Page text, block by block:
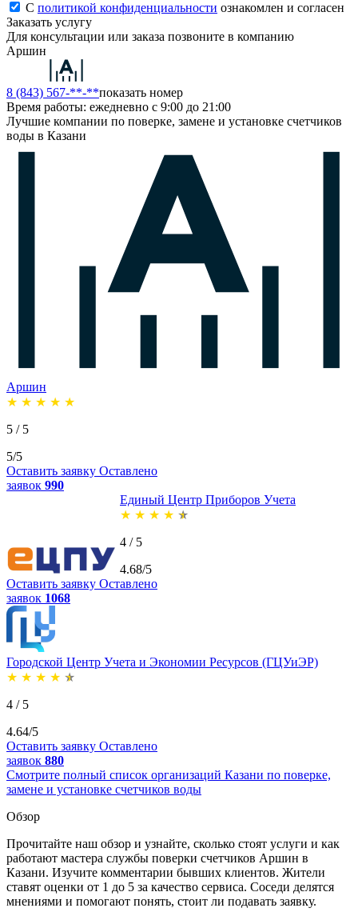
С политикой конфиденциальности ознакомлен и согласен
Заказать услугу
Для консультации или заказа позвоните в компанию
Аршин
8 (843) 567-**-**показать номер
Время работы: ежедневно с 9:00 до 21:00
Лучшие компании по поверке, замене и установке счетчиков
воды в Казани
Аршин
★ ★ ★ ★ ★
5 / 5
5/5
Оставить заявку Оставлено
заявок 990
Единый Центр Приборов Учета
★ ★ ★ ★ ★
4 / 5
4.68/5
Оставить заявку Оставлено
заявок 1068
Городской Центр Учета и Экономии Ресурсов (ГЦУиЭР)
★ ★ ★ ★ ★
4 / 5
4.64/5
Оставить заявку Оставлено
заявок 880
Смотрите полный список организаций Казани по поверке,
замене и установке счетчиков воды
Обзор
Прочитайте наш обзор и узнайте, сколько стоят услуги и как
работают мастера службы поверки счетчиков Аршин в
Казани. Изучите комментарии бывших клиентов. Жители
ставят оценки от 1 до 5 за качество сервиса. Соседи делятся
мнениями и помогают понять, стоит ли подавать заявку.